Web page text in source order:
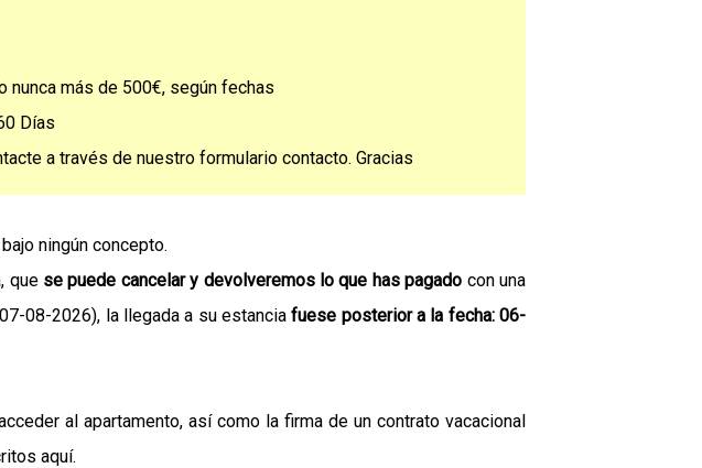
nunca más de 500€, según fechas
Días
a través de nuestro formulario contacto. Gracias
bajo ningún concepto.
que se puede cancelar y devolveremos lo que has pagado con una
08-2026), la llegada a su estanciafuese posterior a la fecha: 06-
al apartamento, así como la firma de un contrato vacacional
aquí.